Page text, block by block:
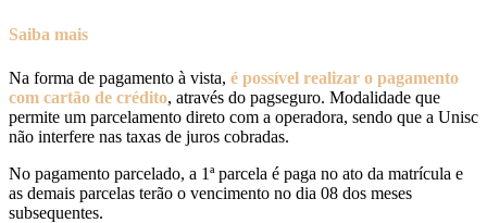
Saiba mais
Na forma de pagamento à vista, é possível realizar o pagamento
com cartão de crédito, através do pagseguro. Modalidade que
permite um parcelamento direto com a operadora, sendo que a Unisc
não interfere nas taxas de juros cobradas.
No pagamento parcelado, a 1ª parcela é paga no ato da matrícula e
as demais parcelas terão o vencimento no dia 08 dos meses
subsequentes.